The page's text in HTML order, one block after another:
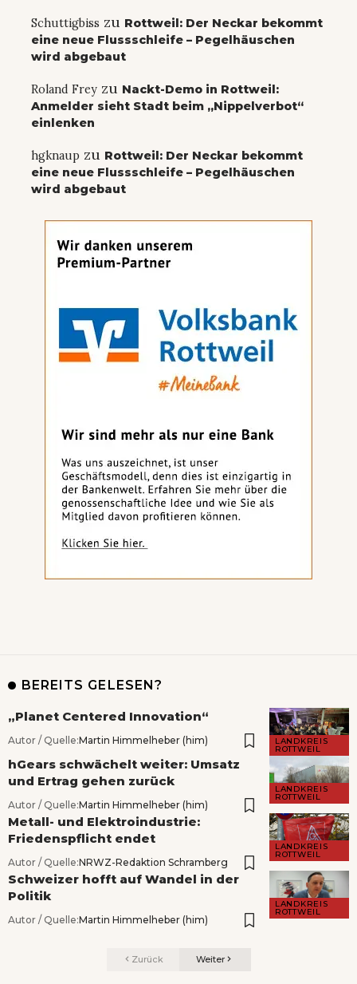
Schuttigbiss zu Rottweil: Der Neckar bekommt
eine neue Flussschleife – Pegelhäuschen
wird abgebaut
Roland Frey zu Nackt-Demo in Rottweil:
Anmelder sieht Stadt beim „Nippelverbot“
einlenken
hgknaup zu Rottweil: Der Neckar bekommt
eine neue Flussschleife – Pegelhäuschen
wird abgebaut
BEREITS GELESEN?
LANDKREIS
ROTTWEIL
„Planet Centered Innovation“
Autor / Quelle:Martin Himmelheber (him)
LANDKREIS
ROTTWEIL
hGears schwächelt weiter: Umsatz
und Ertrag gehen zurück
Autor / Quelle:Martin Himmelheber (him)
LANDKREIS
ROTTWEIL
Metall- und Elektroindustrie:
Friedenspflicht endet
Autor / Quelle:NRWZ-Redaktion Schramberg
LANDKREIS
ROTTWEIL
Schweizer hofft auf Wandel in der
Politik
Autor / Quelle:Martin Himmelheber (him)
Zurück Weiter